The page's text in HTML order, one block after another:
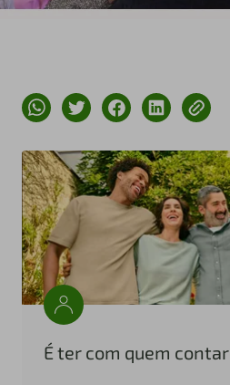
É ter com quem contar